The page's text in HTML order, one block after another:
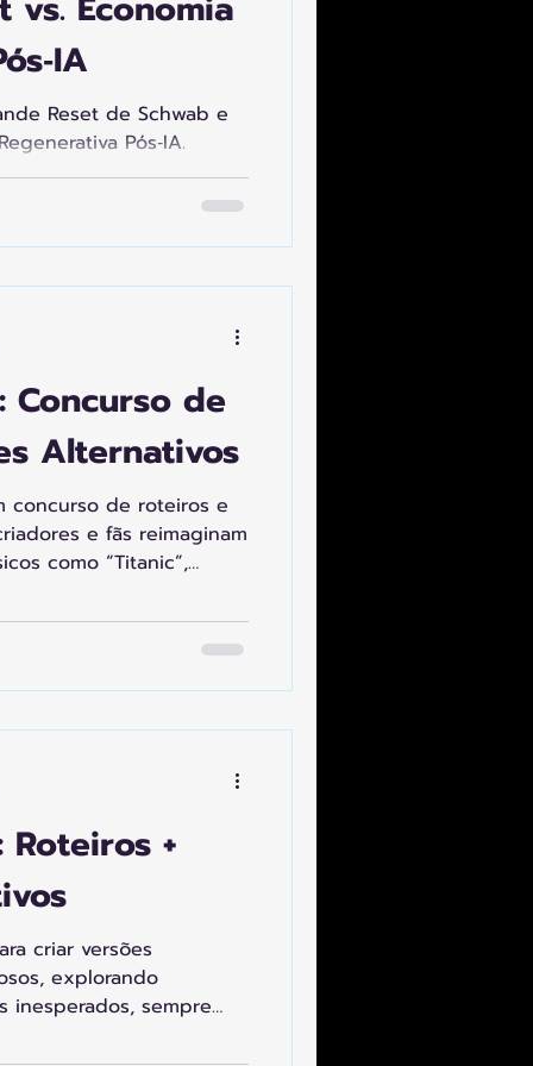
Reset de Schwab e
Pós‑IA.
mas divergem
“resetar” sistemas,
integrando
cidades, justiça,
é criar
ecossistemas e
Concurso de
Alternativos
concurso de roteiros e
e fãs reimaginam
como “Titanic”,
direitos
Os melhores
de um cinema
Roteiros +
criar versões
explorando
inesperados, sempre